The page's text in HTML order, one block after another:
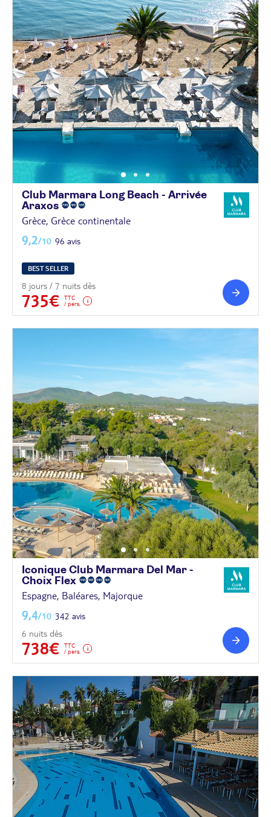
Club Marmara Long Beach - Arrivée
Araxos
Grèce, Grèce continentale
9,2/10 96 avis
BEST SELLER
8 jours / 7 nuits dès
735€
TTC
/ pers.
Iconique Club Marmara Del Mar -
Choix Flex
Espagne, Baléares, Majorque
9,4/10 342 avis
6 nuits dès
738€
TTC
/ pers.